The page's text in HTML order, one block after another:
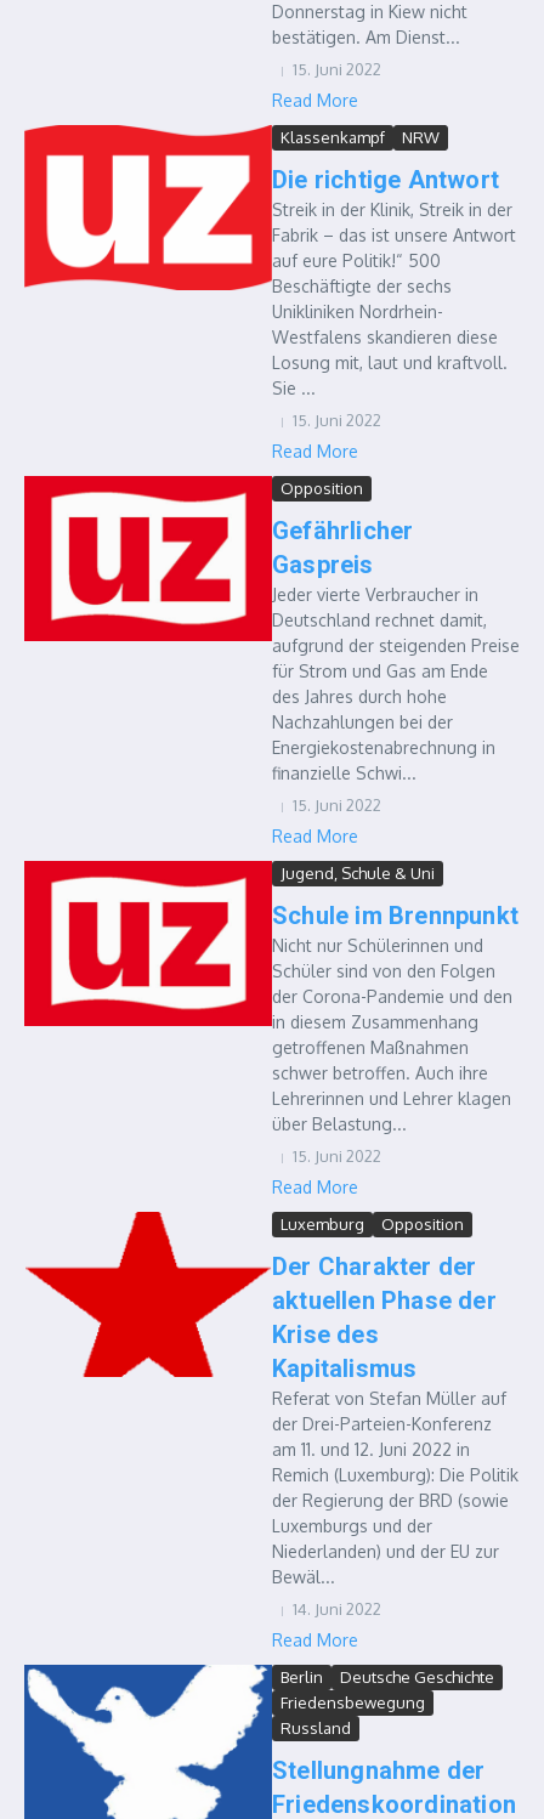
Donnerstag in Kiew nicht
bestätigen. Am Dienst...
15. Juni 2022
Read More
Klassenkampf NRW
Die richtige Antwort
Streik in der Klinik, Streik in der
Fabrik – das ist unsere Antwort
auf eure Politik!“ 500
Beschäftigte der sechs
Unikliniken Nordrhein-
Westfalens skandieren diese
Losung mit, laut und kraftvoll.
Sie ...
15. Juni 2022
Read More
Opposition
Gefährlicher
Gaspreis
Jeder vierte Verbraucher in
Deutschland rechnet damit,
aufgrund der steigenden Preise
für Strom und Gas am Ende
des Jahres durch hohe
Nachzahlungen bei der
Energiekostenabrechnung in
finanzielle Schwi...
15. Juni 2022
Read More
Jugend, Schule & Uni
Schule im Brennpunkt
Nicht nur Schülerinnen und
Schüler sind von den Folgen
der Corona-Pandemie und den
in diesem Zusammenhang
getroffenen Maßnahmen
schwer betroffen. Auch ihre
Lehrerinnen und Lehrer klagen
über Belastung...
15. Juni 2022
Read More
Luxemburg Opposition
Der Charakter der
aktuellen Phase der
Krise des
Kapitalismus
Referat von Stefan Müller auf
der Drei-Parteien-Konferenz
am 11. und 12. Juni 2022 in
Remich (Luxemburg): Die Politik
der Regierung der BRD (sowie
Luxemburgs und der
Niederlanden) und der EU zur
Bewäl...
14. Juni 2022
Read More
Berlin
Deutsche Geschichte
Friedensbewegung
Russland
Stellungnahme der
Friedenskoordination